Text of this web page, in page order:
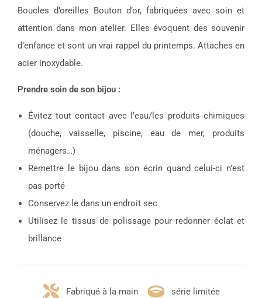
Boucles d’oreilles Bouton d’or, fabriquées avec soin et
attention dans mon atelier. Elles évoquent des souvenir
d’enfance et sont un vrai rappel du printemps. Attaches en
acier inoxydable.
Prendre soin de son bijou :
Évitez tout contact avec l’eau/les produits chimiques
(douche, vaisselle, piscine, eau de mer, produits
ménagers…)
Remettre le bijou dans son écrin quand celui-ci n’est
pas porté
Conservez le dans un endroit sec
Utilisez le tissus de polissage pour redonner éclat et
brillance
Fabriqué à la main série limitée